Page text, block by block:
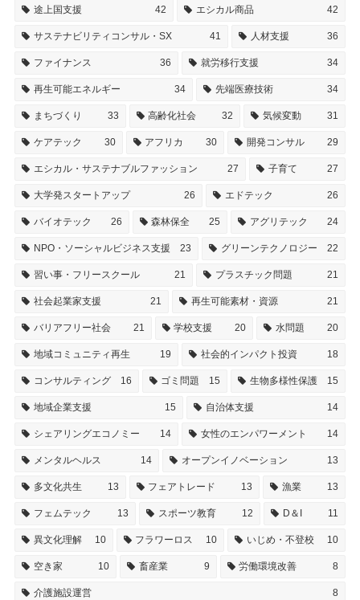
途上国支援 42 エシカル商品 42
サステナビリティコンサル・SX 41 人材支援 36
ファイナンス 36 就労移行支援 34
再生可能エネルギー 34 先端医療技術 34
まちづくり 33 高齢化社会 32 気候変動 31
ケアテック 30 アフリカ 30 開発コンサル 29
エシカル・サステナブルファッション 27 子育て 27
大学発スタートアップ 26 エドテック 26
バイオテック 26 森林保全 25 アグリテック 24
NPO・ソーシャルビジネス支援 23 グリーンテクノロジー 22
習い事・フリースクール 21 プラスチック問題 21
社会起業家支援 21 再生可能素材・資源 21
バリアフリー社会 21 学校支援 20 水問題 20
地域コミュニティ再生 19 社会的インパクト投資 18
コンサルティング 16 ゴミ問題 15 生物多様性保護 15
地域企業支援 15 自治体支援 14
シェアリングエコノミー 14 女性のエンパワーメント 14
メンタルヘルス 14 オープンイノベーション 13
多文化共生 13 フェアトレード 13 漁業 13
フェムテック 13 スポーツ教育 12 D＆I 11
異文化理解 10 フラワーロス 10 いじめ・不登校 10
空き家 10 畜産業 9 労働環境改善 8
介護施設運営 8